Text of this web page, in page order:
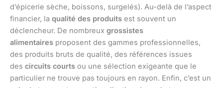
d’épicerie sèche, boissons, surgelés). Au-delà de l’aspect
financier, la qualité des produits est souvent un
déclencheur. De nombreux grossistes
alimentaires proposent des gammes professionnelles,
des produits bruts de qualité, des références issues
des circuits courts ou une sélection exigeante que le
particulier ne trouve pas toujours en rayon. Enfin, c’est un